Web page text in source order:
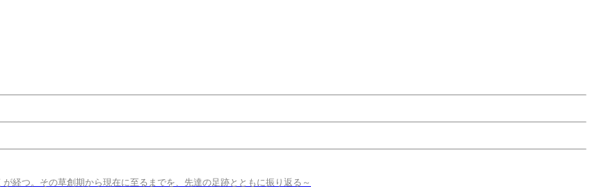
経つ。その草創期から現在に至るまでを、先達の足跡とともに振り返る～